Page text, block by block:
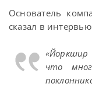
Основатель
сказал в
что